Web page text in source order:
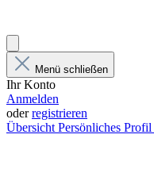
Menü schließen
Ihr Konto
Anmelden
oderregistrieren
Übersicht Persönliches Profil